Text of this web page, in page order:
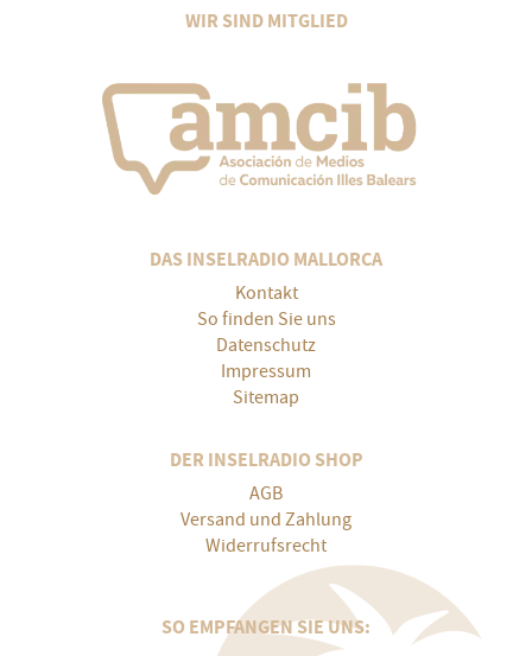
WIR SIND MITGLIED
DAS INSELRADIO MALLORCA
Kontakt
So finden Sie uns
Datenschutz
Impressum
Sitemap
DER INSELRADIO SHOP
AGB
Versand und Zahlung
Widerrufsrecht
SO EMPFANGEN SIE UNS: